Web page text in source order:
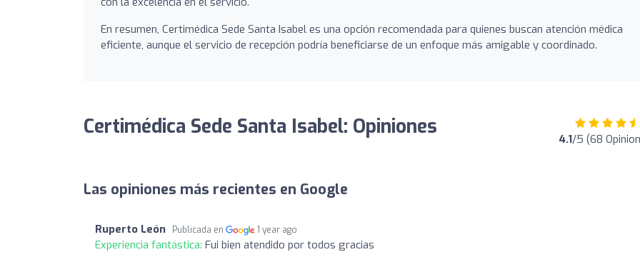
En resumen, Certimédica Sede Santa Isabel es una opción recomendada para quienes buscan atención médica
eficiente, aunque el servicio de recepción podría beneficiarse de un enfoque más amigable y coordinado.
Certimédica Sede Santa Isabel: Opiniones 4.1/5 (68
Las opiniones más recientes en Google
Ruperto León Publicada en 1 year ago
Experiencia fantástica: Fui bien atendido por todos gracias